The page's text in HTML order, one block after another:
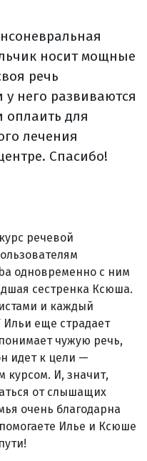
носит мощные
речь
него развиваются
оплаить для
лечения
Спасибо!
речевой
одновременно с ним
сестренка Ксюша.
и каждый
Ильи еще страдает
чужую речь,
идет к цели —
курсом. И, значит,
от слышащих
очень благодарна
Илье и Ксюше